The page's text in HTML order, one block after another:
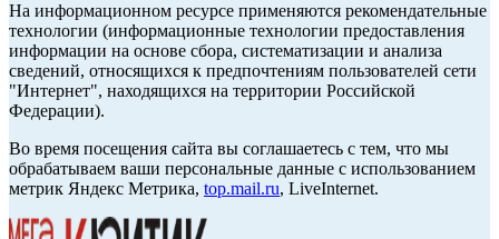
На информационном ресурсе применяются рекомендательные
технологии (информационные технологии предоставления
информации на основе сбора, систематизации и анализа
сведений, относящихся к предпочтениям пользователей сети
"Интернет", находящихся на территории Российской
Федерации).
Во время посещения сайта вы соглашаетесь с тем, что мы
обрабатываем ваши персональные данные с использованием
метрик Яндекс Метрика, top.mail.ru, LiveInternet.